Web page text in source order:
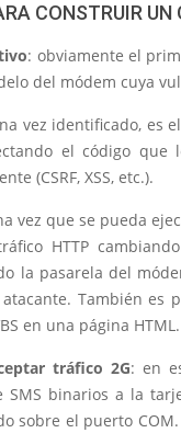
CONSTRUIR UN
: obviamente el
del módem cuya
vez identificado, es
el código
(CSRF, XSS, etc.).
vez que se pueda
HTTP
la pasarela del
También es
en una página HTML.
tráfico 2G: en
SMS binarios a la
sobre el puerto